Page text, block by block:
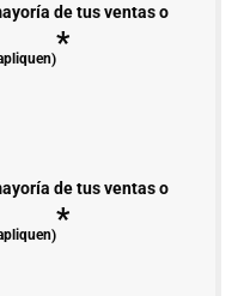
de tus ventas o
*
de tus ventas o
*